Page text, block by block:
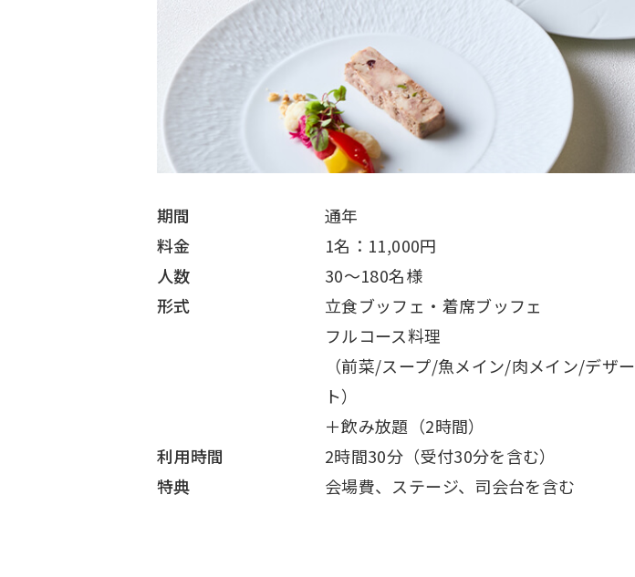
期間
通年
料金
1名：11,000円
人数
30～180名様
形式
立食ブッフェ・着席ブッフェ
フルコース料理
（前菜/スープ/魚メイン/肉メイン/デザー
ト）
＋飲み放題（2時間）
利用時間
2時間30分（受付30分を含む）
特典
会場費、ステージ、司会台を含む